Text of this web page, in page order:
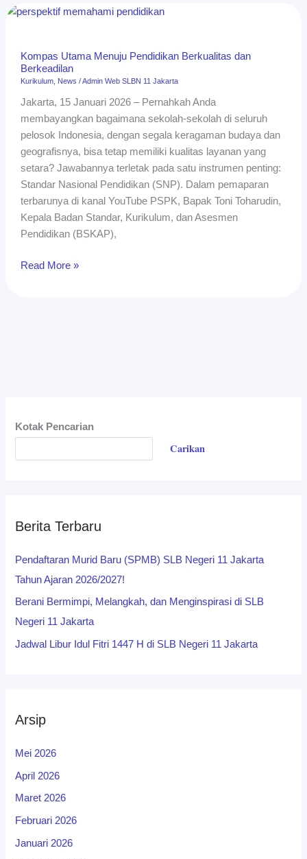
Kompas Utama Menuju Pendidikan Berkualitas dan
Berkeadilan
Kurikulum, News /Admin Web SLBN 11 Jakarta
Jakarta, 15 Januari 2026 – Pernahkah Anda
membayangkan bagaimana sekolah-sekolah di seluruh
pelosok Indonesia, dengan segala keragaman budaya dan
geografisnya, bisa tetap memiliki kualitas layanan yang
setara? Jawabannya terletak pada satu instrumen penting:
Standar Nasional Pendidikan (SNP). Dalam pemaparan
terbarunya di kanal YouTube PSPK, Bapak Toni Toharudin,
Kepala Badan Standar, Kurikulum, dan Asesmen
Pendidikan (BSKAP),
Kompas
Pendidikan
Berkualitas
Berkeadilan
Read More »
Kotak Pencarian
Carikan
Berita Terbaru
Pendaftaran Murid Baru (SPMB) SLB Negeri 11 Jakarta
Tahun Ajaran 2026/2027!
Berani Bermimpi, Melangkah, dan Menginspirasi di SLB
Negeri 11 Jakarta
Jadwal Libur Idul Fitri 1447 H di SLB Negeri 11 Jakarta
Arsip
Mei 2026
April 2026
Maret 2026
Februari 2026
Januari 2026